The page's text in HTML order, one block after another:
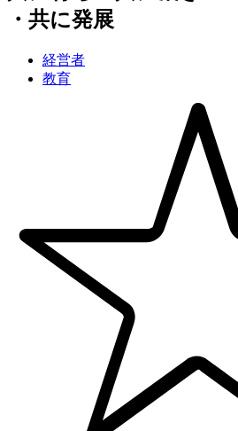
・共に発展
経営者
教育